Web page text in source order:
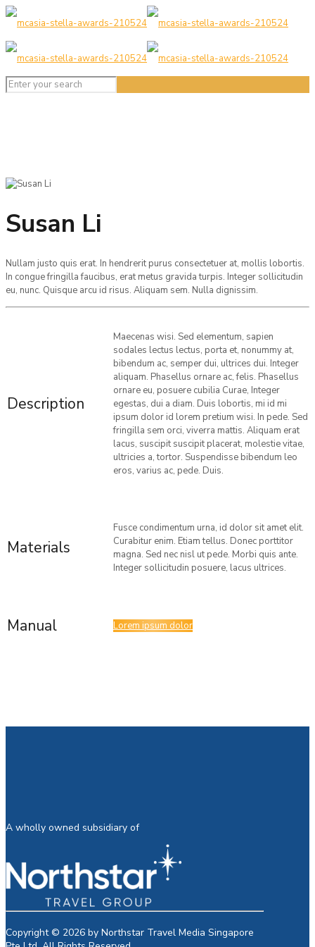
Susan Li
Nullam justo quis erat. In hendrerit purus consectetuer at, mollis lobortis.
In congue fringilla faucibus, erat metus gravida turpis. Integer sollicitudin
eu, nunc. Quisque arcu id risus. Aliquam sem. Nulla dignissim.
Description
Maecenas wisi. Sed elementum, sapien
sodales lectus lectus, porta et, nonummy at,
bibendum ac, semper dui, ultrices dui. Integer
aliquam. Phasellus ornare ac, felis. Phasellus
ornare eu, posuere cubilia Curae, Integer
egestas, dui a diam. Duis lobortis, mi id mi
ipsum dolor id lorem pretium wisi. In pede. Sed
fringilla sem orci, viverra mattis. Aliquam erat
lacus, suscipit suscipit placerat, molestie vitae,
ultricies a, tortor. Suspendisse bibendum leo
eros, varius ac, pede. Duis.
Materials
Fusce condimentum urna, id dolor sit amet elit.
Curabitur enim. Etiam tellus. Donec porttitor
magna. Sed nec nisl ut pede. Morbi quis ante.
Integer sollicitudin posuere, lacus ultrices.
Manual Lorem ipsum dolor
A wholly owned subsidiary of
Copyright © 2026 by Northstar Travel Media Singapore